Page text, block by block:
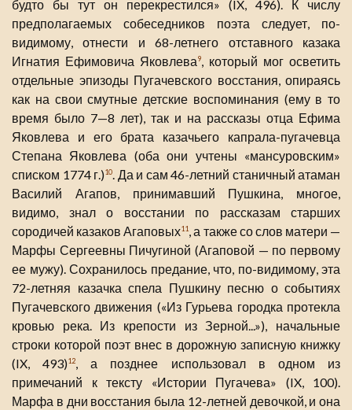
будто бы тут он перекрестился» (IX, 496). К числу
предполагаемых собеседников поэта следует, по-
видимому, отнести и 68-летнего отставного казака
Игнатия Ефимовича Яковлева9, который мог осветить
отдельные эпизоды Пугачевского восстания, опираясь
как на свои смутные детские воспоминания (ему в то
время было 7—8 лет), так и на рассказы отца Ефима
Яковлева и его брата казачьего капрала-пугачевца
Степана Яковлева (оба они учтены «мансуровским»
списком 1774 г.)10. Да и сам 46-летний станичный атаман
Василий Агапов, принимавший Пушкина, многое,
видимо, знал о восстании по рассказам старших
сородичей казаков Агаповых11, а также со слов матери —
Марфы Сергеевны Пичугиной (Агаповой — по первому
ее мужу). Сохранилось предание, что, по-видимому, эта
72-летняя казачка спела Пушкину песню о событиях
Пугачевского движения («Из Гурьева городка протекла
кровью река. Из крепости из Зерной...»), начальные
строки которой поэт внес в дорожную записную книжку
(IX, 493)12, а позднее использовал в одном из
примечаний к тексту «Истории Пугачева» (IX, 100).
Марфа в дни восстания была 12-летней девочкой, и она